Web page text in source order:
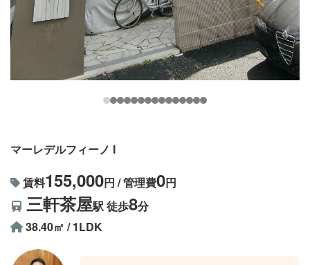
マーレデルフィーノ I
賃料155,000円 / 管理費0円
三軒茶屋駅 徒歩8分
38.40㎡ / 1LDK